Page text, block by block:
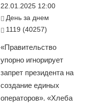
22.01.2025 12:00
День за днем
1119 (40257)
«Правительство
упорно игнорирует
запрет президента на
создание единых
операторов». «Хлеба